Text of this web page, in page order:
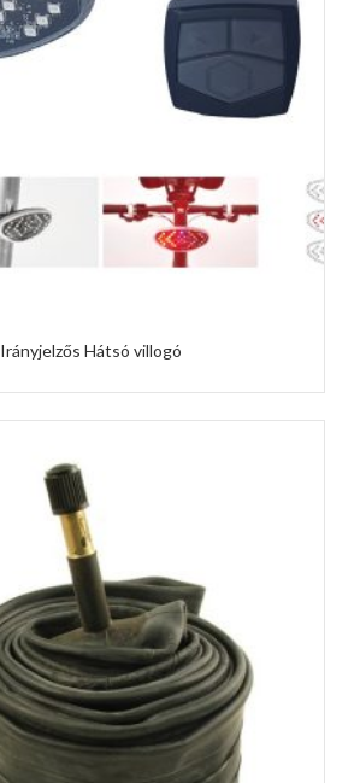
Irányjelzős Hátsó villogó